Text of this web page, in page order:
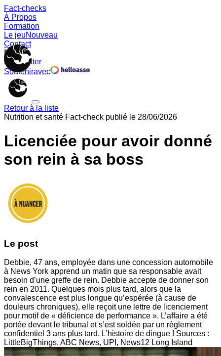
Fact-checks
À Propos
Formation
Le jeuNouveau
Contact
Memes
Newsletter
Souteniravec
Retour à la liste
Nutrition et santé Fact-check publié le 28/06/2026
Licenciée pour avoir donné
son rein à sa boss
Le post
Debbie, 47 ans, employée dans une concession automobile
à News York apprend un matin que sa responsable avait
besoin d’une greffe de rein. Debbie accepte de donner son
rein en 2011. Quelques mois plus tard, alors que la
convalescence est plus longue qu’espérée (à cause de
douleurs chroniques), elle reçoit une lettre de licenciement
pour motif de « déficience de performance ». L’affaire a été
portée devant le tribunal et s’est soldée par un règlement
confidentiel 3 ans plus tard. L’histoire de dingue ! Sources :
LittleBigThings, ABC News, UPI, News12 Long Island